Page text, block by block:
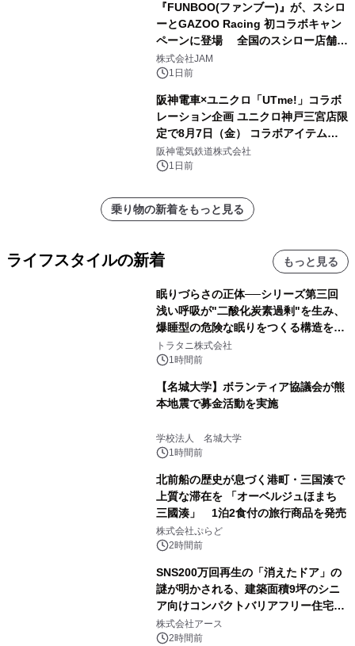
『FUNBOO(ファンブー)』が、スシロ
ーとGAZOO Racing 初コラボキャン
ペーンに登場 全国のスシロー店舗で
GR 4車種の FUNBOO(ミニカー)付き
メニューが展開されます
株式会社JAM
1日前
阪神電車×ユニクロ「UTme!」コラボ
レーション企画 ユニクロ神戸三宮店限
定で8月7日（金） コラボアイテムが
発売決定！
阪神電気鉄道株式会社
1日前
乗り物の新着をもっと見る
ライフスタイルの新着 もっと見る
眠りづらさの正体──シリーズ第三回
浅い呼吸が"二酸化炭素過剰"を生み、
爆睡型の危険な眠りをつくる構造を解
説
トラタニ株式会社
1時間前
【名城大学】ボランティア協議会が熊
本地震で募金活動を実施
学校法人 名城大学
1時間前
北前船の歴史が息づく港町・三国湊で
上質な滞在を 「オーベルジュほまち
三國湊」 1泊2食付の旅行商品を発売
株式会社ぷらど
2時間前
SNS200万回再生の「消えたドア」の
謎が明かされる、建築面積9坪のシニ
ア向けコンパクトバリアフリー住宅が
誕生
株式会社アース
2時間前